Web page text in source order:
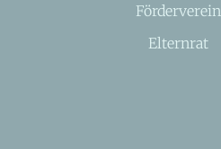
Förderverein
Elternrat